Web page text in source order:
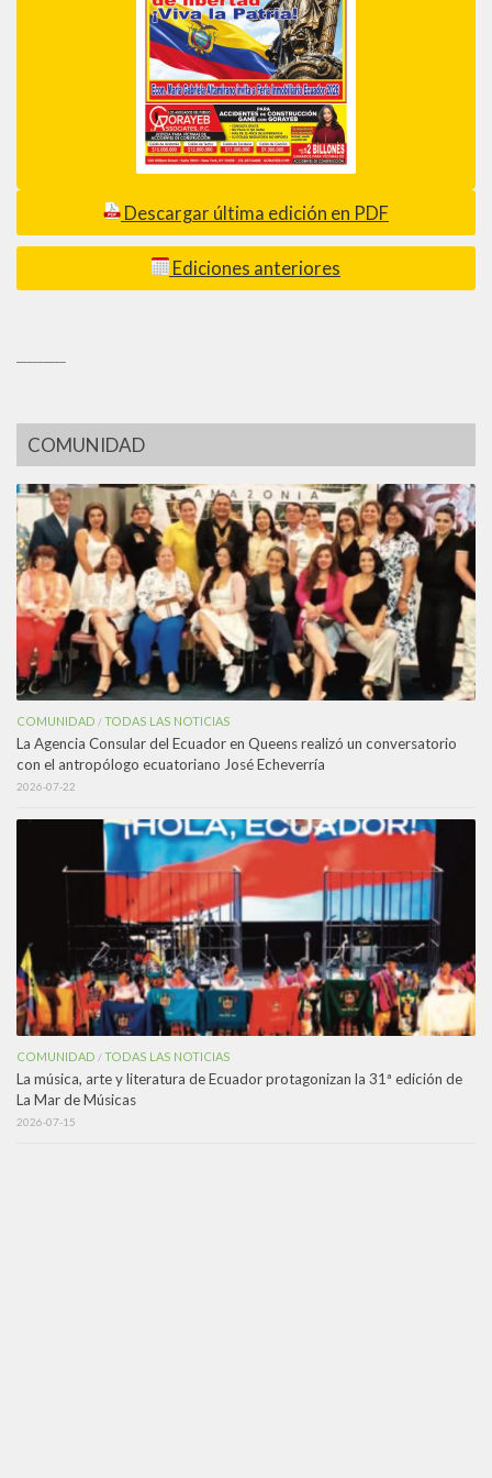
Descargar última edición en PDF
Ediciones anteriores
COMUNIDAD
COMUNIDAD /TODAS LAS NOTICIAS
La Agencia Consular del Ecuador en Queens realizó un conversatorio
con el antropólogo ecuatoriano José Echeverría
2026-07-22
COMUNIDAD /TODAS LAS NOTICIAS
La música, arte y literatura de Ecuador protagonizan la 31ª edición de
La Mar de Músicas
2026-07-15